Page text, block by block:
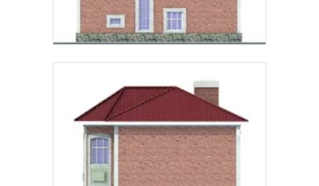
согласие на обработку персональных данных
подтверждаю, что ознакомлен(а) с
обработки персональных данных